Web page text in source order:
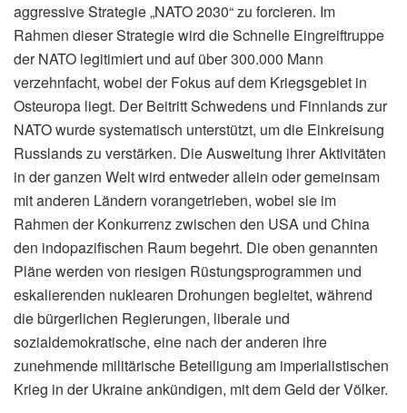
aggressive Strategie „NATO 2030“ zu forcieren. Im
Rahmen dieser Strategie wird die Schnelle Eingreiftruppe
der NATO legitimiert und auf über 300.000 Mann
verzehnfacht, wobei der Fokus auf dem Kriegsgebiet in
Osteuropa liegt. Der Beitritt Schwedens und Finnlands zur
NATO wurde systematisch unterstützt, um die Einkreisung
Russlands zu verstärken. Die Ausweitung ihrer Aktivitäten
in der ganzen Welt wird entweder allein oder gemeinsam
mit anderen Ländern vorangetrieben, wobei sie im
Rahmen der Konkurrenz zwischen den USA und China
den indopazifischen Raum begehrt. Die oben genannten
Pläne werden von riesigen Rüstungsprogrammen und
eskalierenden nuklearen Drohungen begleitet, während
die bürgerlichen Regierungen, liberale und
sozialdemokratische, eine nach der anderen ihre
zunehmende militärische Beteiligung am imperialistischen
Krieg in der Ukraine ankündigen, mit dem Geld der Völker.